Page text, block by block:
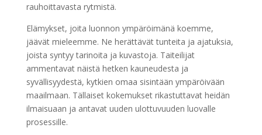
rauhoittavasta rytmistä.
Elämykset, joita luonnon ympäröimänä koemme,
jäävät mieleemme. Ne herättävät tunteita ja ajatuksia,
joista syntyy tarinoita ja kuvastoja. Taiteilijat
ammentavat näistä hetken kauneudesta ja
syvällisyydestä, kytkien omaa sisintään ympäröivään
maailmaan. Tällaiset kokemukset rikastuttavat heidän
ilmaisuaan ja antavat uuden ulottuvuuden luovalle
prosessille.